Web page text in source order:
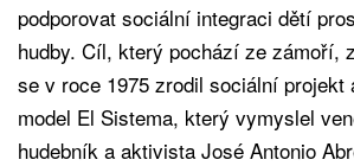
podporovat sociální integraci dětí
hudby. Cíl, který pochází ze zámoří,
se v roce 1975 zrodil sociální projekt
model El Sistema, který vymyslel
hudebník a aktivista José Antonio